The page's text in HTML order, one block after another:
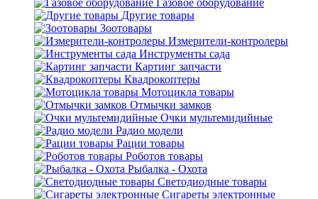
Газовое оборудование
Другие товары
Зоотовары
Измерители-контролеры
Инструменты сада
Картинг запчасти
Квадрокоптеры
Мотоцикла товары
Отмычки замков
Очки мультемидийные
Радио модели
Рации товары
Роботов товары
Рыбалка - Охота
Светодиодные товары
Сигареты электронные